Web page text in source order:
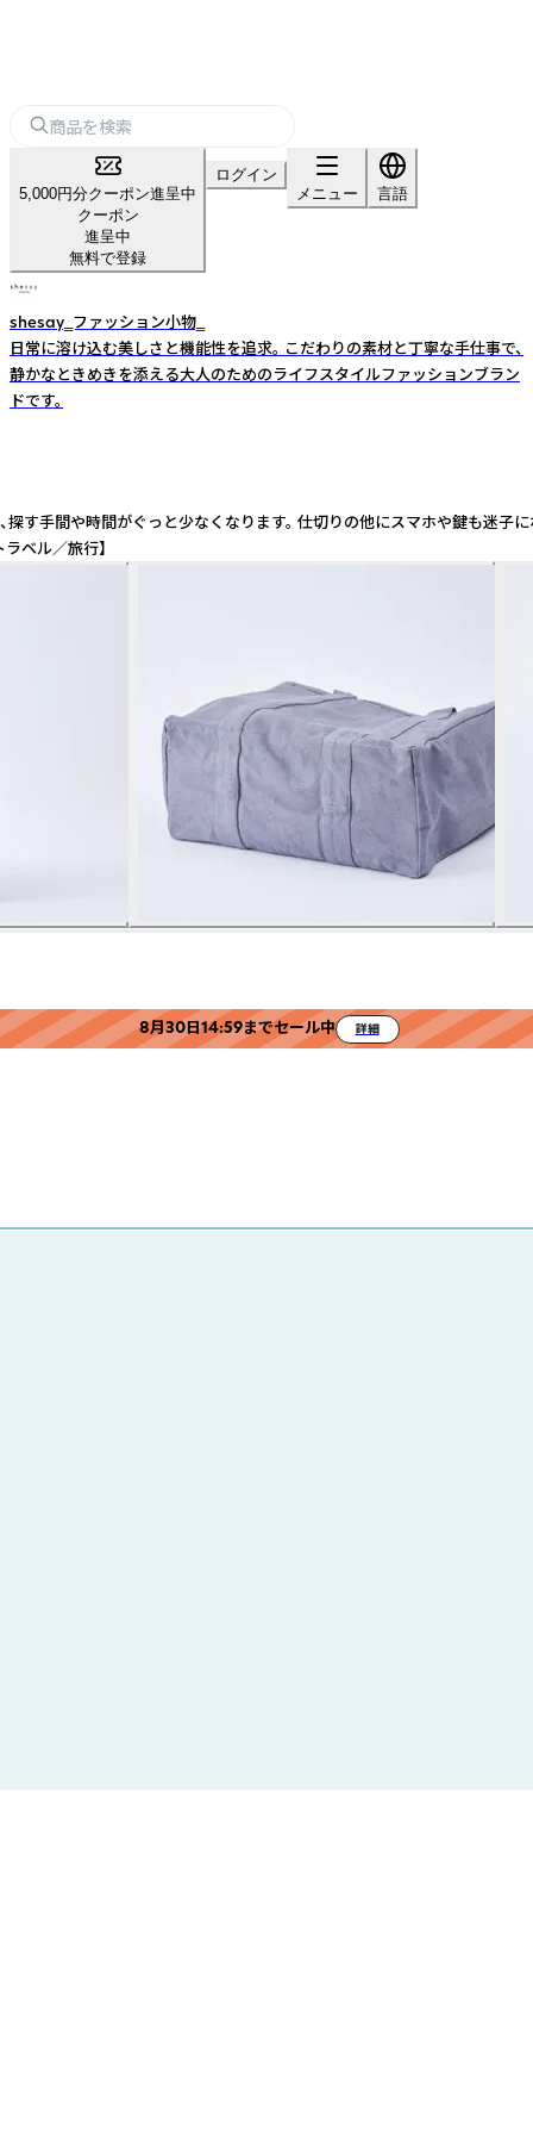
5,000円分クーポン進呈中
クーポン
進呈中
無料で登録
ログイン
メニュー
言語
shesay‗ファッション小物‗
日常に溶け込む美しさと機能性を追求。 こだわりの素材と丁寧な手仕事で、
静かなときめきを添える大人のためのライフスタイルファッションブラン
ドです。
手間や時間がぐっと少なくなります。 仕切りの他にスマホや鍵
ベル／旅行】
8月30日14:59までセール中 詳細